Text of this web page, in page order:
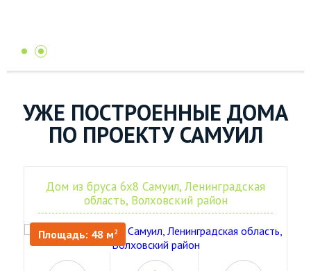
УЖЕ ПОСТРОЕННЫЕ ДОМА
ПО ПРОЕКТУ САМУИЛ
Дом из бруса 6х8 Самуил, Ленинградская
область, Волховский район
Площадь: 48 м2